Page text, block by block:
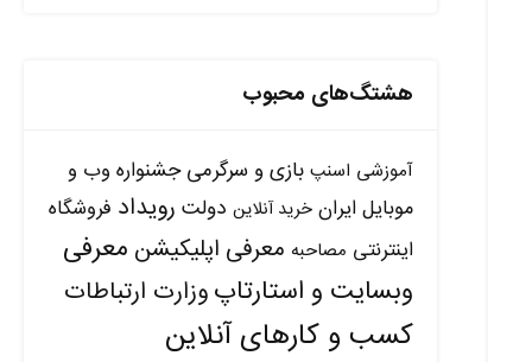
هشتگ‌های محبوب
آموزشی اسنپ بازی و سرگرمی جشنواره وب و
موبایل ایران خرید آنلاین دولت رویداد فروشگاه
اینترنتی مصاحبه معرفی اپلیکیشن معرفی
وبسایت و استارتاپوزارت ارتباطات
کسب و کارهای آنلاین